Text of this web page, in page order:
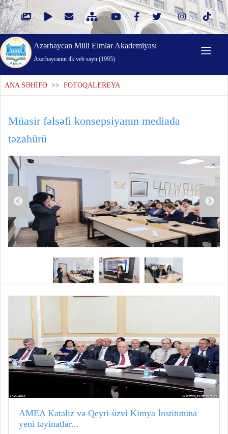
Azərbaycan Milli Elmlər Akademiyası
Azərbaycanın ilk veb saytı (1995)
ANA SƏHİFƏ >> FOTOQALEREYA
Müasir fəlsəfi konsepsiyanın mediada
təzahürü
AMEA Kataliz və Qeyri-üzvi Kimya İnstitutuna
yeni təyinatlar...